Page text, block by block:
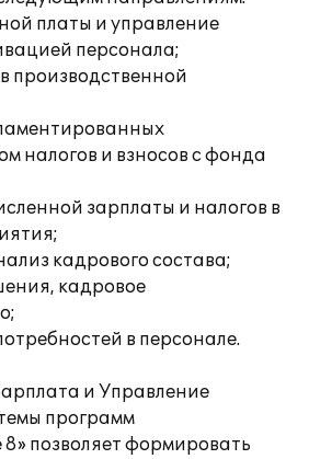
платы и управление
персонала;
производственной
налогов и взносов с фонда
зарплаты и налогов в
кадрового состава;
кадровое
в персонале.
и Управление
программ
позволяет формировать